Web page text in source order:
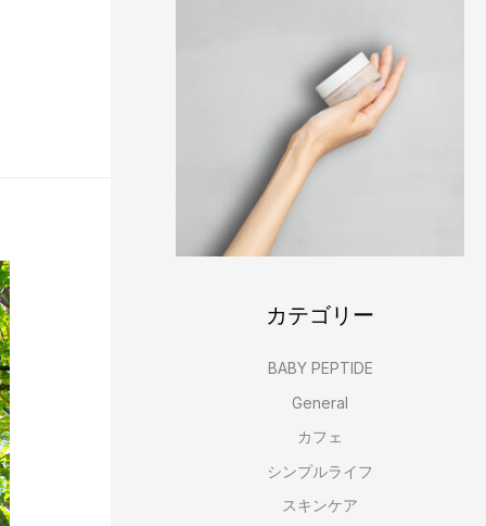
カテゴリー
BABY PEPTIDE
General
カフェ
シンプルライフ
スキンケア